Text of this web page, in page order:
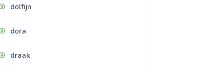
dolfijn
dora
draak